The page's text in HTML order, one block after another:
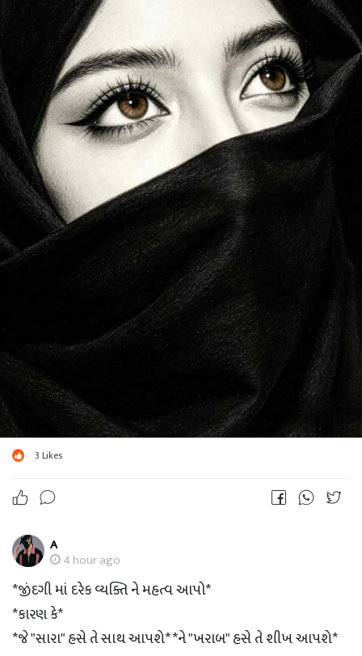
3 Likes
A
4 hour ago
*જીંદગી માં દરેક વ્યક્તિ ને મહત્વ આપો*
*કારણ કે*
*જે "સારા" હસે તે સાથ આપશે* *ને "ખરાબ" હસે તે શીખ આપશે*